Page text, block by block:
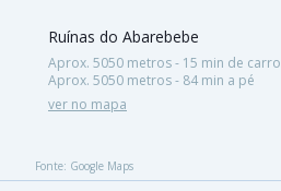
Ruínas do Abarebebe
Aprox. 5050 metros - 15 min de carro
Aprox. 5050 metros - 84 min a pé
ver no mapa
Fonte: Google Maps